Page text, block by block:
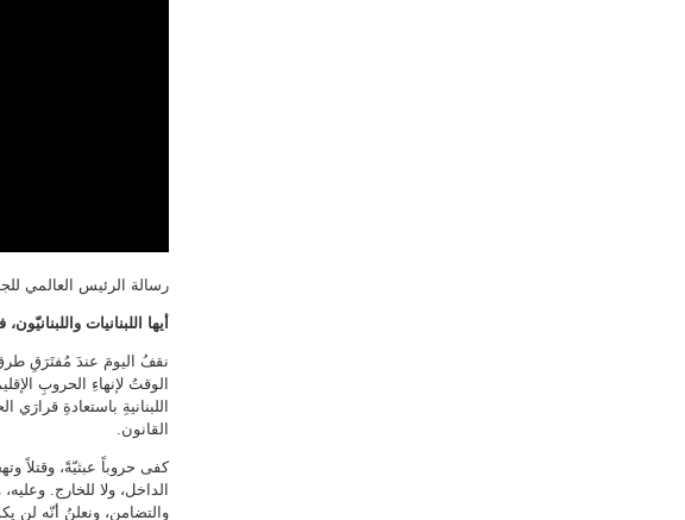
رسالة الرئيس العالمي
أيها اللبنانيات
نقفُ اليومَ عندَ مُفتَرَقِ
الوقتُ لإنهاءِ الحروبِ
اللبنانيةِ باستعادةِ
القانون.
كفى حروباً عبثيّةً، وقتلاً
الداخل، ولا للخارج.
والتضامنِ، ونعلنُ أنّه لن